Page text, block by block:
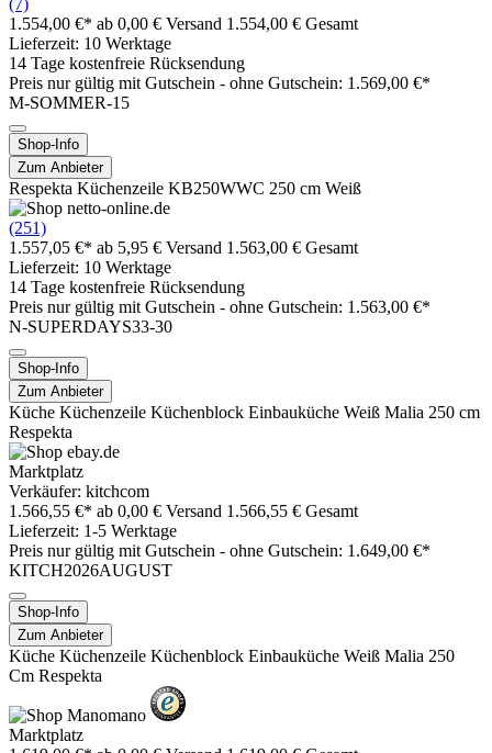
(7)
1.554,00 €* ab 0,00 € Versand 1.554,00 € Gesamt
Lieferzeit: 10 Werktage
14 Tage kostenfreie Rücksendung
Preis nur gültig mit Gutschein - ohne Gutschein: 1.569,00 €*
M-SOMMER-15
Shop-Info
Zum Anbieter
Respekta Küchenzeile KB250WWC 250 cm Weiß
(251)
1.557,05 €* ab 5,95 € Versand 1.563,00 € Gesamt
Lieferzeit: 10 Werktage
14 Tage kostenfreie Rücksendung
Preis nur gültig mit Gutschein - ohne Gutschein: 1.563,00 €*
N-SUPERDAYS33-30
Shop-Info
Zum Anbieter
Küche Küchenzeile Küchenblock Einbauküche Weiß Malia 250 cm
Respekta
Marktplatz
Verkäufer: kitchcom
1.566,55 €* ab 0,00 € Versand 1.566,55 € Gesamt
Lieferzeit: 1-5 Werktage
Preis nur gültig mit Gutschein - ohne Gutschein: 1.649,00 €*
KITCH2026AUGUST
Shop-Info
Zum Anbieter
Küche Küchenzeile Küchenblock Einbauküche Weiß Malia 250
Cm Respekta
Marktplatz